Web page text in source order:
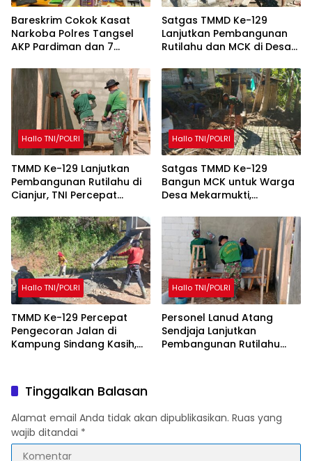
Bareskrim Cokok Kasat
Narkoba Polres Tangsel
AKP Pardiman dan 7
Satgas TMMD Ke-129
Lanjutkan Pembangunan
Rutilahu dan MCK di Desa
Hallo TNI/POLRI
TMMD Ke-129 Lanjutkan
Pembangunan Rutilahu di
Cianjur, TNI Percepat
Hunian Warga
Hallo TNI/POLRI
Satgas TMMD Ke-129
Bangun MCK untuk Warga
Desa Mekarmukti,
Layak
Hallo TNI/POLRI
TMMD Ke-129 Percepat
Pengecoran Jalan di
Kampung Sindang Kasih,
Hallo TNI/POLRI
Personel Lanud Atang
Sendjaja Lanjutkan
Pembangunan Rutilahu
Tinggalkan Balasan
Alamat email Anda tidak akan dipublikasikan. Ruas yang
wajib ditandai *